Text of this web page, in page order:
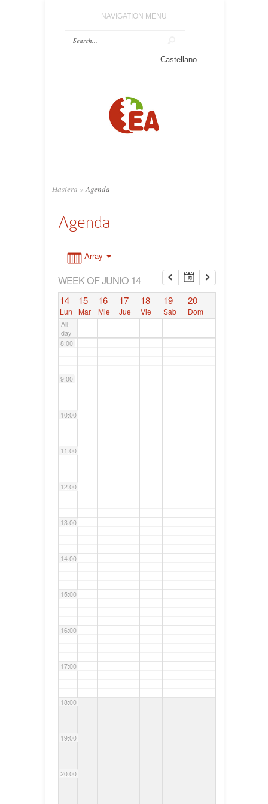
NAVIGATION MENU
Castellano
Hasiera » Agenda
Agenda
Array
WEEK OF JUNIO 14
14
Lun
15
Mar
16
Mie
17
Jue
18
Vie
19
Sab
20
Dom
All-
day
7:00
8:00
9:00
10:00
11:00
12:00
13:00
14:00
15:00
16:00
17:00
18:00
19:00
20:00